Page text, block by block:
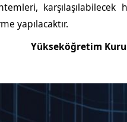
yapılacaktır.
Yükseköğretim